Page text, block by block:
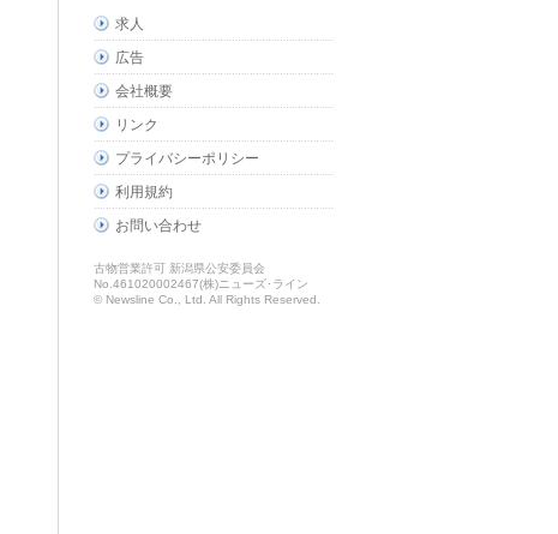
求人
広告
会社概要
リンク
プライバシーポリシー
利用規約
お問い合わせ
古物営業許可 新潟県公安委員会
No.461020002467(株)ニューズ･ライン
© Newsline Co., Ltd. All Rights Reserved.